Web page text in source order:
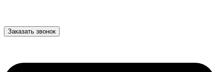
Заказать звонок